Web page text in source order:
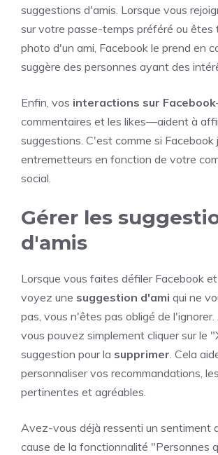
suggestions d'amis. Lorsque vous
sur votre passe-temps préféré ou êtes
photo d'un ami, Facebook le prend en
suggère des personnes ayant des
Enfin, vos interactions sur Facebook
commentaires et les likes—aident à
suggestions. C'est comme si Facebook
entremetteurs en fonction de votre
social.
Gérer les
d'amis
Lorsque vous faites défiler Facebook
voyez une suggestion d'ami qui ne
pas, vous n'êtes pas obligé de l'ignorer.
vous pouvez simplement cliquer sur le
suggestion pour la supprimer. Cela
personnaliser vos recommandations,
pertinentes et agréables.
Avez-vous déjà ressenti un sentiment
cause de la fonctionnalité "Personnes